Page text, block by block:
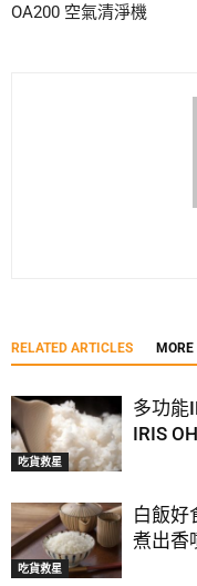
OA200 空氣清淨機
RELATED ARTICLES MORE
吃貨救星
多功能
IRIS
吃貨救星
白飯
煮出香